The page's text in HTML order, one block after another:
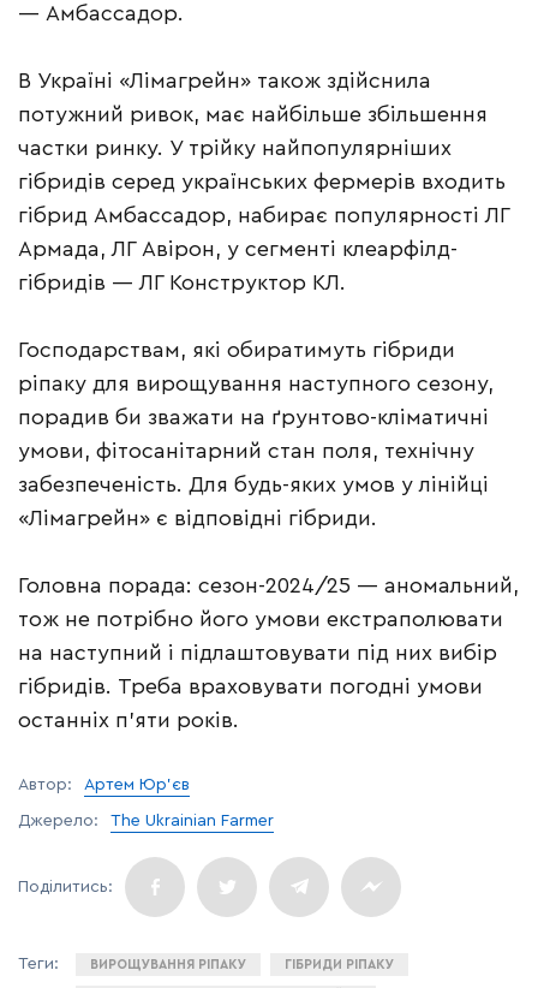
— Амбассадор.
В Україні «Лімагрейн» також здійснила
потужний ривок, має найбільше збільшення
частки ринку. У трійку найпопулярніших
гібридів серед українських фермерів входить
гібрид Амбассадор, набирає популярності ЛГ
Армада, ЛГ Авірон, у сегменті клеарфілд-
гібридів — ЛГ Конструктор КЛ.
Господарствам, які обиратимуть гібриди
ріпаку для вирощування наступного сезону,
порадив би зважати на ґрунтово-кліматичні
умови, фітосанітарний стан поля, технічну
забезпеченість. Для будь-яких умов у лінійці
«Лімагрейн» є відповідні гібриди.
Головна порада: сезон-2024/25 — аномальний,
тож не потрібно його умови екстраполювати
на наступний і підлаштовувати під них вибір
гібридів. Треба враховувати погодні умови
останніх п’яти років.
Автор: Артем Юр’єв
Джерело: The Ukrainian Farmer
ВИРОЩУВАННЯ РІПАКУ ГІБРИДИ РІПАКУ